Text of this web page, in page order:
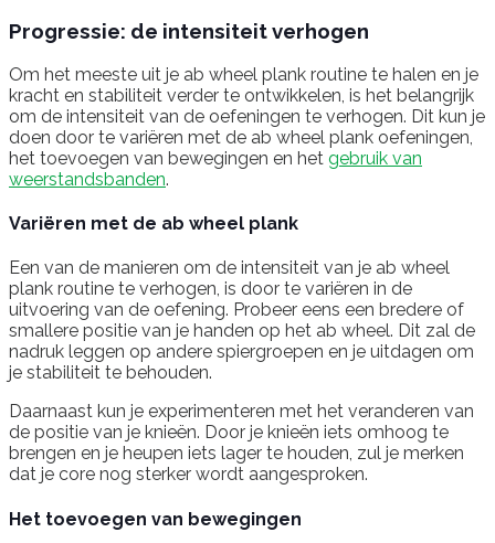
Progressie: de intensiteit verhogen
Om het meeste uit je ab wheel plank routine te halen en je
kracht en stabiliteit verder te ontwikkelen, is het belangrijk
om de intensiteit van de oefeningen te verhogen. Dit kun je
doen door te variëren met de ab wheel plank oefeningen,
het toevoegen van bewegingen en het gebruik van
weerstandsbanden.
Variëren met de ab wheel plank
Een van de manieren om de intensiteit van je ab wheel
plank routine te verhogen, is door te variëren in de
uitvoering van de oefening. Probeer eens een bredere of
smallere positie van je handen op het ab wheel. Dit zal de
nadruk leggen op andere spiergroepen en je uitdagen om
je stabiliteit te behouden.
Daarnaast kun je experimenteren met het veranderen van
de positie van je knieën. Door je knieën iets omhoog te
brengen en je heupen iets lager te houden, zul je merken
dat je core nog sterker wordt aangesproken.
Het toevoegen van bewegingen